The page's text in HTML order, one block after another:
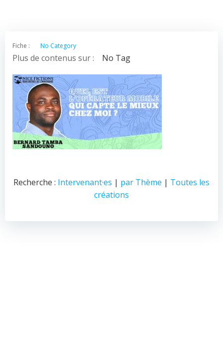
Fiche : No Category
Plus de contenus sur : No Tag
Recherche : Intervenant·es | par Thème | Toutes les
créations